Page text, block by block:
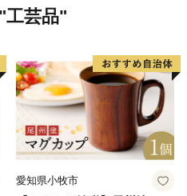
工芸品"
愛知県小牧市